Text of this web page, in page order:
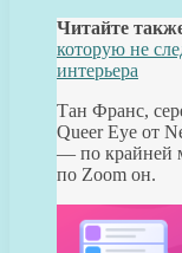
Читайте
которую не
интерьера
Тан Франс,
Queer Eye от
— по крайней
по Zoom он.